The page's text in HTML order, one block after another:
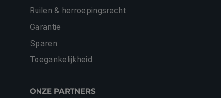
Ruilen & herroepingsrecht
Garantie
Sparen
Toegankelijkheid
ONZE PARTNERS